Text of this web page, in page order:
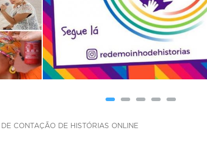
DE CONTAÇÃO DE HISTÓRIAS ONLINE